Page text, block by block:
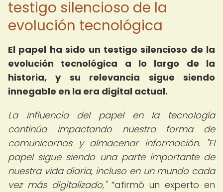
testigo silencioso de la
evolución tecnológica
El papel ha sido un testigo silencioso de la
evolución tecnológica a lo largo de la
historia, y su relevancia sigue siendo
innegable en la era digital actual.
La influencia del papel en la tecnología
continúa impactando nuestra forma de
comunicarnos y almacenar información. "El
papel sigue siendo una parte importante de
nuestra vida diaria, incluso en un mundo cada
vez más digitalizado,"
afirmó un experto en